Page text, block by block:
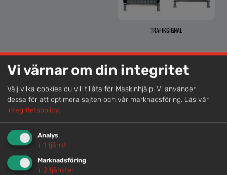
TRAFIKSIGNAL
Lokal kompetens
Genom att samla våra medarbetare lokalt erbjuder vi
helhetslösningar.
Snabb service
Vi har tillgänglig personal som är redo att hjälpa dig.
Vi värnar om din integritet
Välj vilka cookies du vill tillåta för Maskinhjälp. Vi använder
dessa för att optimera sajten och vår marknadsföring. Läs vår
integritetspolicy.
Analys
↓ 1 tjänst
Marknadsföring
↓ 2 tjänster